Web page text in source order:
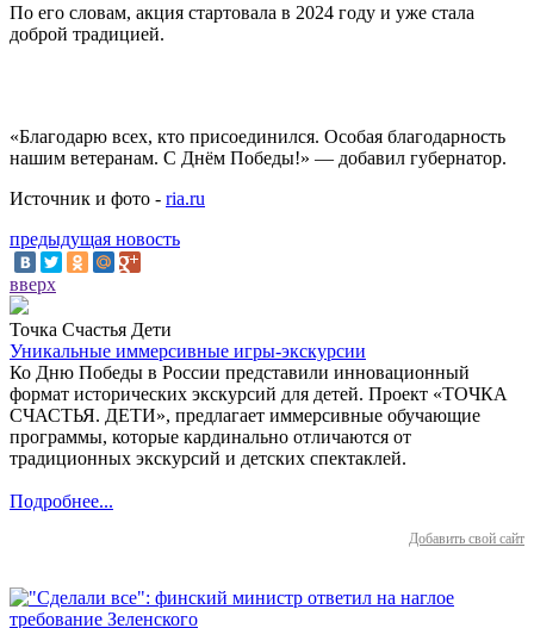
По его словам, акция стартовала в 2024 году и уже стала
доброй традицией.
«Благодарю всех, кто присоединился. Особая благодарность
нашим ветеранам. С Днём Победы!» — добавил губернатор.
Источник и фото - ria.ru
предыдущая новость
вверх
Точка Счастья Дети
Уникальные иммерсивные игры-экскурсии
Ко Дню Победы в России представили инновационный
формат исторических экскурсий для детей. Проект «ТОЧКА
СЧАСТЬЯ. ДЕТИ», предлагает иммерсивные обучающие
программы, которые кардинально отличаются от
традиционных экскурсий и детских спектаклей.
Подробнее...
Добавить свой сайт